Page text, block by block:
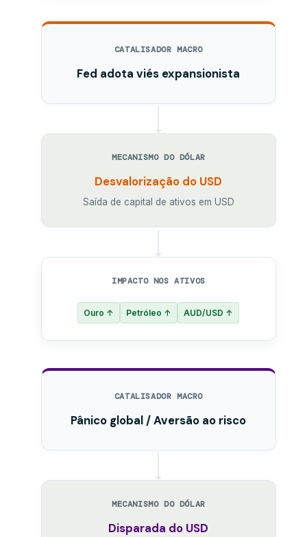
CATALISADOR MACRO
Fed adota viés expansionista
MECANISMO DO DÓLAR
Desvalorização do USD
Saída de capital de ativos em USD
IMPACTO NOS ATIVOS
Ouro ↑ Petróleo ↑ AUD/USD ↑
CATALISADOR MACRO
Pânico global / Aversão ao risco
MECANISMO DO DÓLAR
Disparada do USD